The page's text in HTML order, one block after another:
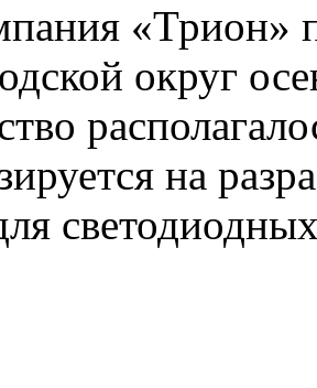
«Трион»
округ
на